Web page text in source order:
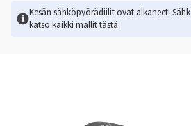
Kesän sähköpyörädiilit ovat alkaneet!
katso kaikki mallittästä